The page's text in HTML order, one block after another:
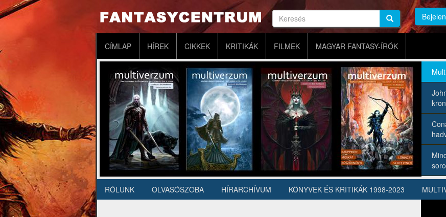
Ugrás
tartalomra
Keresés
Keresés Keresés
Fő
navigáció
CÍMLAP HÍREK CIKKEK KRITIKÁK FILMEK MAGYAR FANTASY-ÍRÓK
Másodlagos
RÓLUNK OLVASÓSZOBA HÍRARCHÍVUM KÖNYVEK ÉS KRITIKÁK 1998-2023